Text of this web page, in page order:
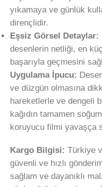
yıkamaya ve günlük
dirençlidir.
Eşsiz Görsel Detaylar:
desenlerin netliği, en
başarıyla geçmesini
Uygulama İpucu:
ve düzgün olmasına
hareketlerle ve dengeli
kağıdın tamamen
koruyucu filmi yavaşça
Kargo Bilgisi: Türkiye
güvenli ve hızlı
sağlam ve dayanıklı